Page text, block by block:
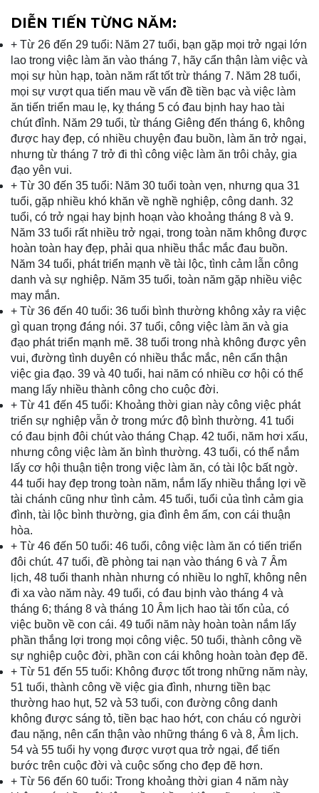
DIỄN TIẾN TỪNG NĂM:
+ Từ 26 đến 29 tuổi: Năm 27 tuổi, bạn gặp mọi trở ngại lớn
lao trong việc làm ăn vào tháng 7, hãy cẩn thận làm việc và
mọi sự hùn hạp, toàn năm rất tốt trừ tháng 7. Năm 28 tuổi,
mọi sự vượt qua tiến mau về vấn đề tiền bạc và việc làm
ăn tiến triển mau lẹ, kỵ tháng 5 có đau bịnh hay hao tài
chút đỉnh. Năm 29 tuổi, từ tháng Giêng đến tháng 6, không
được hay đẹp, có nhiều chuyện đau buồn, làm ăn trở ngại,
nhưng từ tháng 7 trở đi thì công việc làm ăn trôi chảy, gia
đạo yên vui.
+ Từ 30 đến 35 tuổi: Năm 30 tuổi toàn vẹn, nhưng qua 31
tuổi, gặp nhiều khó khăn về nghề nghiệp, công danh. 32
tuổi, có trở ngại hay bịnh hoạn vào khoảng tháng 8 và 9.
Năm 33 tuổi rất nhiều trở ngại, trong toàn năm không được
hoàn toàn hay đẹp, phải qua nhiều thắc mắc đau buồn.
Năm 34 tuổi, phát triển mạnh về tài lộc, tình cảm lẫn công
danh và sự nghiệp. Năm 35 tuổi, toàn năm gặp nhiều việc
may mắn.
+ Từ 36 đến 40 tuổi: 36 tuổi bình thường không xảy ra việc
gì quan trọng đáng nói. 37 tuổi, công việc làm ăn và gia
đạo phát triển mạnh mẽ. 38 tuổi trong nhà không được yên
vui, đường tình duyên có nhiều thắc mắc, nên cẩn thận
việc gia đạo. 39 và 40 tuổi, hai năm có nhiều cơ hội có thể
mang lấy nhiều thành công cho cuộc đời.
+ Từ 41 đến 45 tuổi: Khoảng thời gian này công việc phát
triển sự nghiệp vẫn ở trong mức độ bình thường. 41 tuổi
có đau bịnh đôi chút vào tháng Chạp. 42 tuổi, năm hơi xấu,
nhưng công việc làm ăn bình thường. 43 tuổi, có thể nắm
lấy cơ hội thuận tiện trong việc làm ăn, có tài lộc bất ngờ.
44 tuổi hay đẹp trong toàn năm, nắm lấy nhiều thắng lợi về
tài chánh cũng như tình cảm. 45 tuổi, tuổi của tình cảm gia
đình, tài lộc bình thường, gia đình êm ấm, con cái thuận
hòa.
+ Từ 46 đến 50 tuổi: 46 tuổi, công việc làm ăn có tiến triển
đôi chút. 47 tuổi, đề phòng tai nạn vào tháng 6 và 7 Âm
lịch, 48 tuổi thanh nhàn nhưng có nhiều lo nghĩ, không nên
đi xa vào năm này. 49 tuổi, có đau bịnh vào tháng 4 và
tháng 6; tháng 8 và tháng 10 Âm lịch hao tài tốn của, có
việc buồn về con cái. 49 tuổi năm này hoàn toàn nắm lấy
phần thắng lợi trong mọi công việc. 50 tuổi, thành công về
sự nghiệp cuộc đời, phần con cái không hoàn toàn đẹp đẽ.
+ Từ 51 đến 55 tuổi: Không được tốt trong những năm này,
51 tuổi, thành công về việc gia đình, nhưng tiền bạc
thường hao hụt, 52 và 53 tuổi, con đường công danh
không được sáng tỏ, tiền bạc hao hớt, con cháu có người
đau nặng, nên cẩn thận vào những tháng 6 và 8, Âm lịch.
54 và 55 tuổi hy vọng được vượt qua trở ngại, để tiến
bước trên cuộc đời và cuộc sống cho đẹp đẽ hơn.
+ Từ 56 đến 60 tuổi: Trong khoảng thời gian 4 năm này